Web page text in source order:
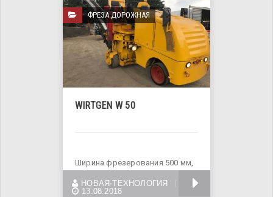
ФРЕЗА ДОРОЖНАЯ
WIRTGEN W 50
Ширина фрезерования 500 мм,
мм, двигатель
НОВАЯ-ТЕХНОЛОГИЯ
13.08.2018